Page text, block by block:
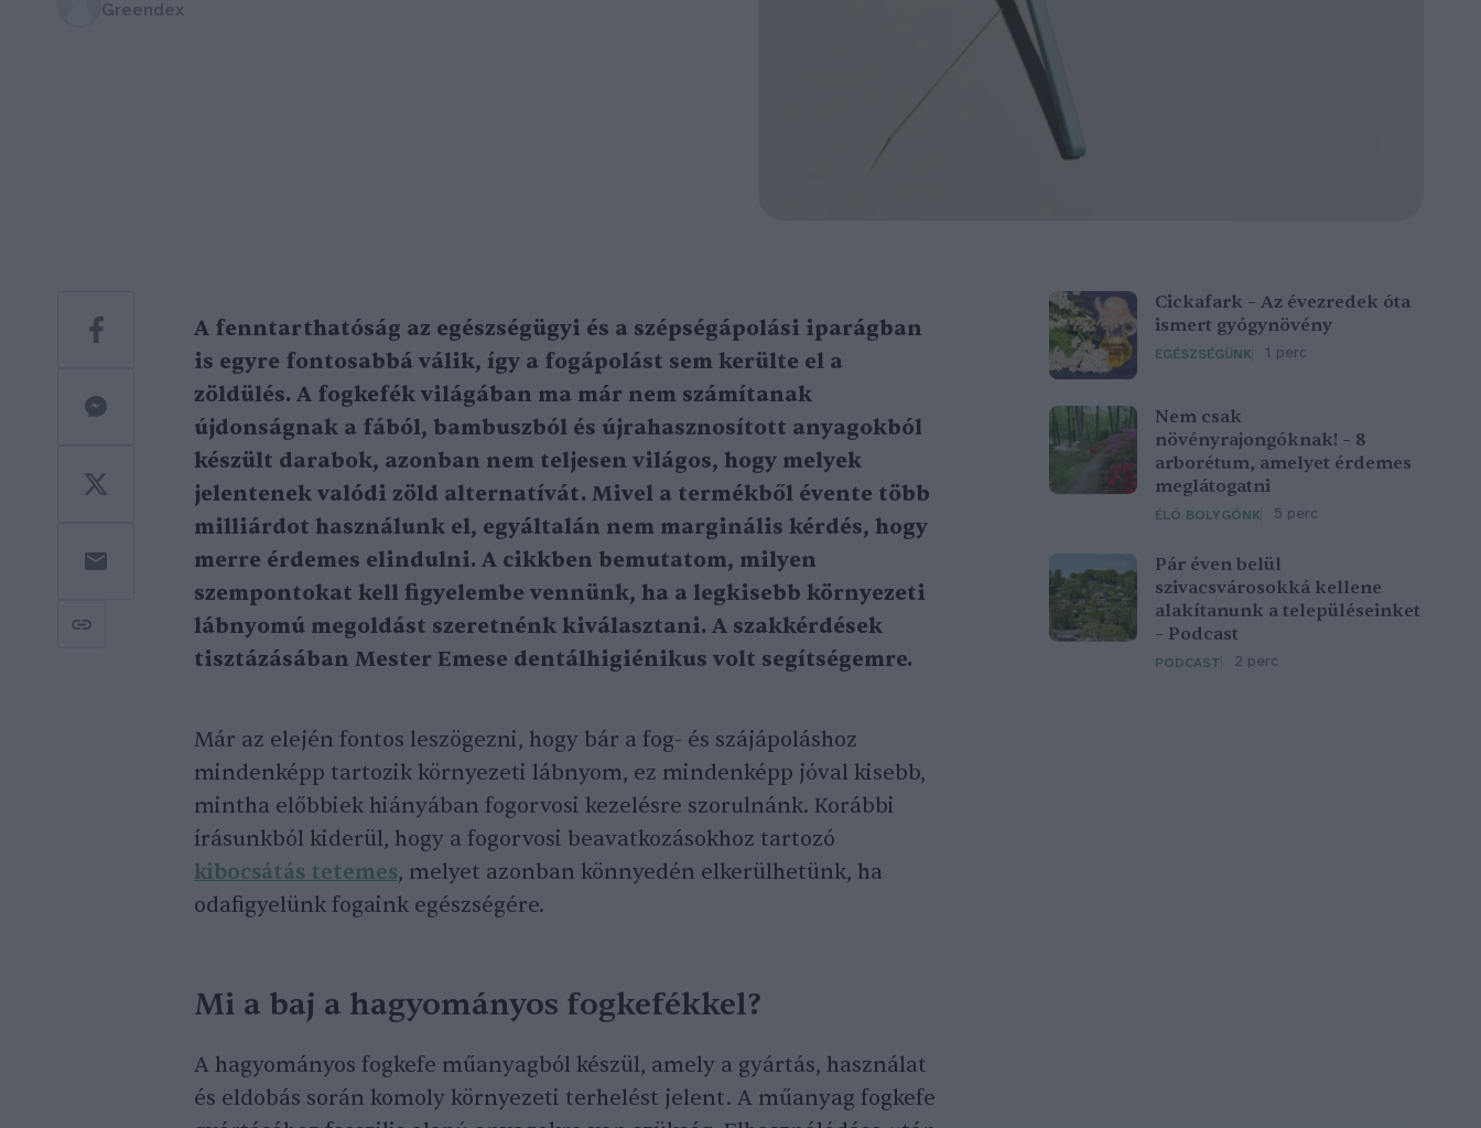
Greendex
A fenntarthatóság az egészségügyi és a szépségápolási iparágban
is egyre fontosabbá válik, így a fogápolást sem kerülte el a
zöldülés. A fogkefék világában ma már nem számítanak
újdonságnak a fából, bambuszból és újrahasznosított anyagokból
készült darabok, azonban nem teljesen világos, hogy melyek
jelentenek valódi zöld alternatívát. Mivel a termékből évente több
milliárdot használunk el, egyáltalán nem marginális kérdés, hogy
merre érdemes elindulni. A cikkben bemutatom, milyen
szempontokat kell figyelembe vennünk, ha a legkisebb környezeti
lábnyomú megoldást szeretnénk kiválasztani. A szakkérdések
tisztázásában Mester Emese dentálhigiénikus volt segítségemre.
Már az elején fontos leszögezni, hogy bár a fog- és szájápoláshoz
mindenképp tartozik környezeti lábnyom, ez mindenképp jóval kisebb,
mintha előbbiek hiányában fogorvosi kezelésre szorulnánk. Korábbi
írásunkból kiderül, hogy a fogorvosi beavatkozásokhoz tartozó
kibocsátás tetemes, melyet azonban könnyedén elkerülhetünk, ha
odafigyelünk fogaink egészségére.
Mi a baj a hagyományos fogkefékkel?
A hagyományos fogkefe műanyagból készül, amely a gyártás, használat
és eldobás során komoly környezeti terhelést jelent. A műanyag fogkefe
Cickafark – Az évezredek óta
ismert gyógynövény
EGÉSZSÉGÜNK 1 perc
Nem csak
növényrajongóknak! – 8
arborétum, amelyet érdemes
meglátogatni
ÉLŐ BOLYGÓNK 5 perc
Pár éven belül
szivacsvárosokká kellene
alakítanunk a településeinket
– Podcast
PODCAST 2 perc